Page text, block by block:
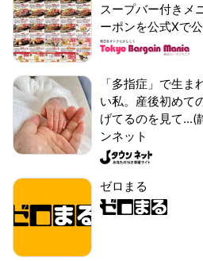
スープバー付きメ
ーポンを公式Xで
「多指症」で生
い私。産後初めて
げてるのを見て...(
ンネット
ゼロまる